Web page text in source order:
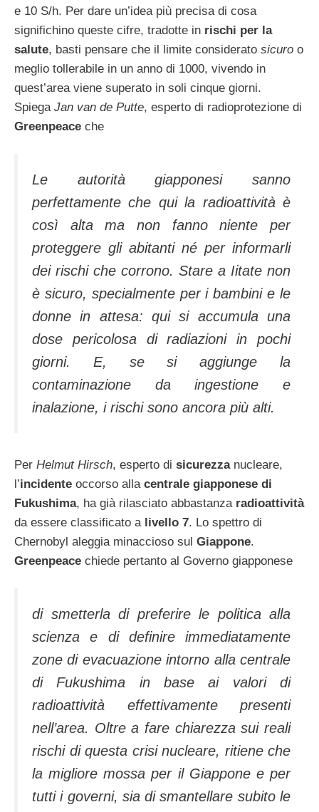
e 10 S/h. Per dare un’idea più precisa di cosa
significhino queste cifre, tradotte in rischi per la
salute, basti pensare che il limite considerato sicuro o
meglio tollerabile in un anno di 1000, vivendo in
quest’area viene superato in soli cinque giorni.
Spiega Jan van de Putte, esperto di radioprotezione di
Greenpeace che
Le autorità giapponesi sanno
perfettamente che qui la radioattività è
così alta ma non fanno niente per
proteggere gli abitanti né per informarli
dei rischi che corrono. Stare a Iitate non
è sicuro, specialmente per i bambini e le
donne in attesa: qui si accumula una
dose pericolosa di radiazioni in pochi
giorni. E, se si aggiunge la
contaminazione da ingestione e
inalazione, i rischi sono ancora più alti.
Per Helmut Hirsch, esperto di sicurezza nucleare,
l’incidente occorso alla centrale giapponese di
Fukushima, ha già rilasciato abbastanza radioattività
da essere classificato a livello 7. Lo spettro di
Chernobyl aleggia minaccioso sul Giappone.
Greenpeace chiede pertanto al Governo giapponese
di smetterla di preferire le politica alla
scienza e di definire immediatamente
zone di evacuazione intorno alla centrale
di Fukushima in base ai valori di
radioattività effettivamente presenti
nell’area. Oltre a fare chiarezza sui reali
rischi di questa crisi nucleare, ritiene che
la migliore mossa per il Giappone e per
tutti i governi, sia di smantellare subito le